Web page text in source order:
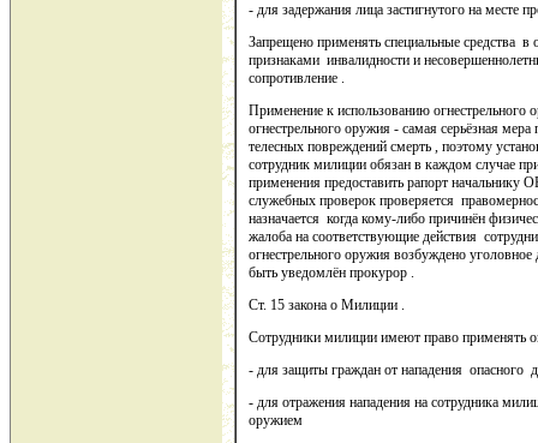
- для задержания лица застигнутого на месте
Запрещено применять специальные средства
признаками инвалидности и
сопротивление .
Применение к использованию
огнестрельного оружия - самая серьёзная
телесных повреждений смерть , поэтому
сотрудник милиции обязан в каждом случае
применения предоставить рапорт
служебных проверок проверяется
назначается когда кому-либо причинён
жалоба на соответствующие действия
огнестрельного оружия возбуждено
быть уведомлён прокурор .
Ст. 15 закона о Милиции .
Сотрудники милиции имеют право применять
- для защиты граждан от нападения опасного
- для отражения нападения на сотрудника
оружием